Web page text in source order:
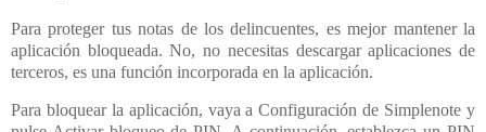
Para proteger tus notas de los delincuentes, es mejor mantener la
aplicación bloqueada. No, no necesitas descargar aplicaciones de
terceros, es una función incorporada en la aplicación.
Para bloquear la aplicación, vaya a Configuración de Simplenote y